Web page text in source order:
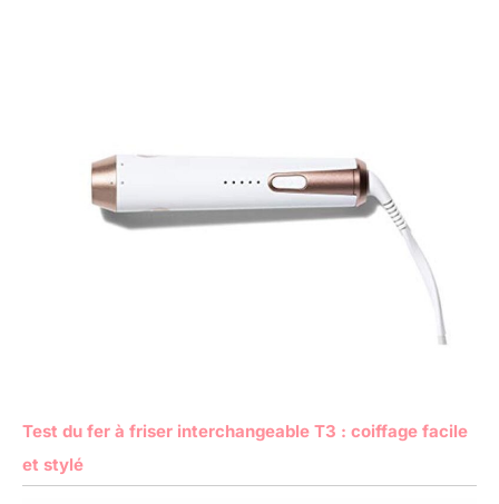
Test du fer à friser interchangeable T3 : coiffage facile
et stylé